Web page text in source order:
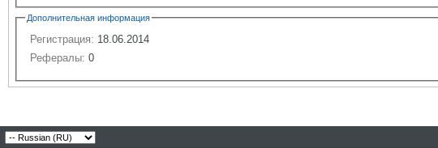
Дополнительная информация
Регистрация: 18.06.2014
Рефералы: 0